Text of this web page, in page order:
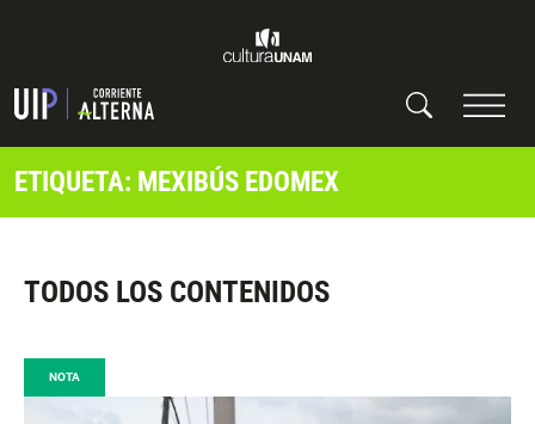
ETIQUETA: MEXIBÚS EDOMEX
TODOS LOS CONTENIDOS
NOTA